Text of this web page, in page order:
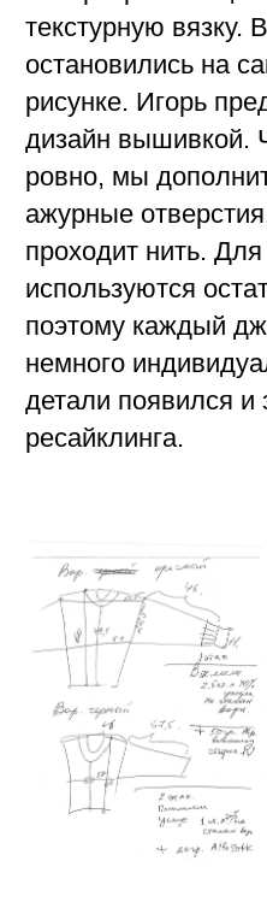
организацией. Instagram запрещен в РФ.
Будьте в курсе всех новинок
и спец. предложений
© zlatasiberia '25
Позвонить
+7 913 915 54 06
Написать
zlatasiberia@yandex.ru